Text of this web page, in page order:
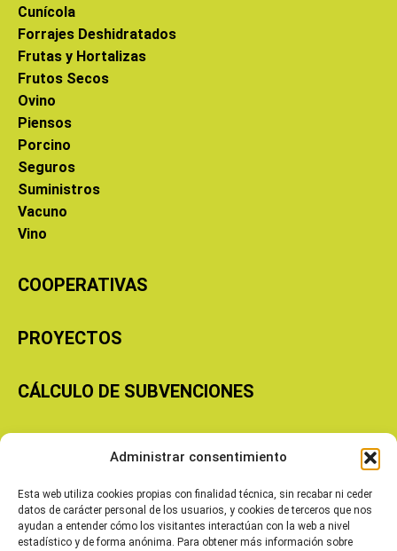
Administrar consentimiento
Esta web utiliza cookies propias con finalidad técnica, sin recabar ni ceder
datos de carácter personal de los usuarios, y cookies de terceros que nos
ayudan a entender cómo los visitantes interactúan con la web a nivel
estadístico y de forma anónima. Para obtener más información sobre
Cunícola
Forrajes Deshidratados
Frutas y Hortalizas
Frutos Secos
Ovino
Piensos
Porcino
Seguros
Suministros
Vacuno
Vino
COOPERATIVAS
PROYECTOS
CÁLCULO DE SUBVENCIONES